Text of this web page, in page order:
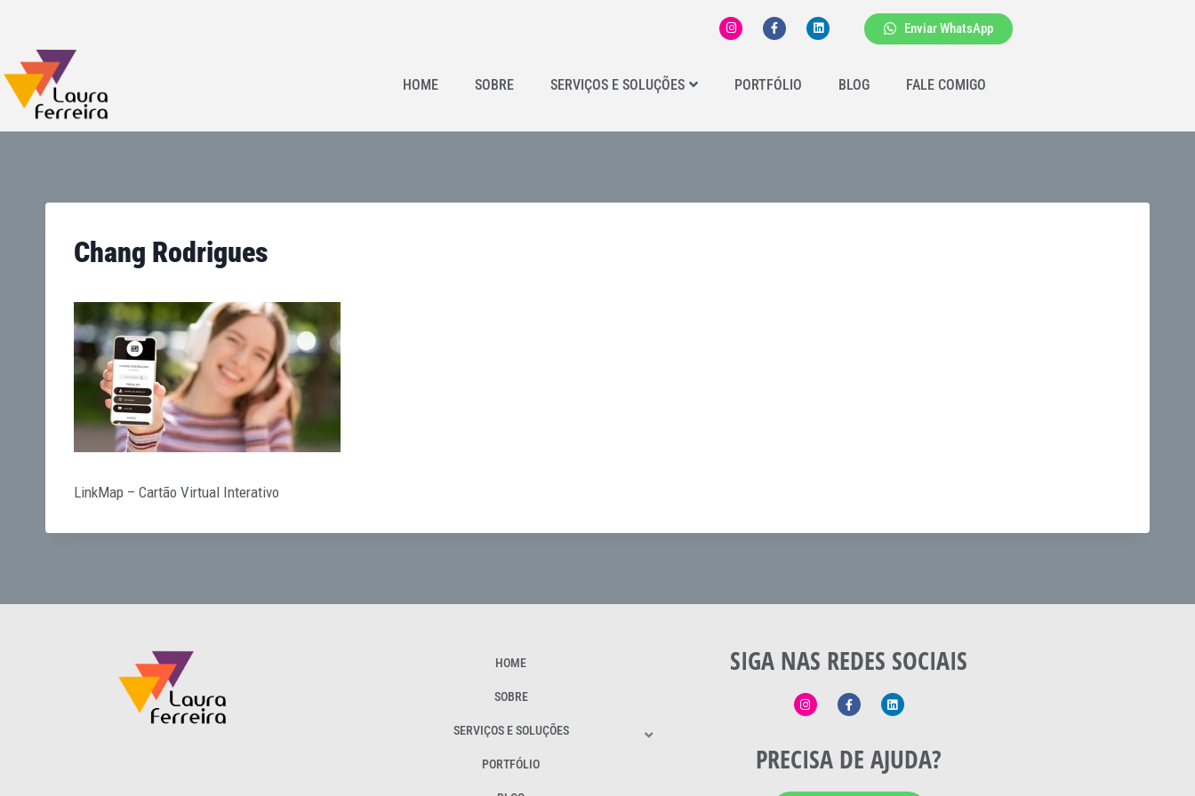
Enviar WhatsApp
HOME SOBRE SERVIÇOS E SOLUÇÕES PORTFÓLIO BLOG FALE COMIGO
Chang Rodrigues
LinkMap – Cartão Virtual Interativo
HOME
SOBRE
SERVIÇOS E SOLUÇÕES
PORTFÓLIO
SIGA NAS REDES SOCIAIS
PRECISA DE AJUDA?